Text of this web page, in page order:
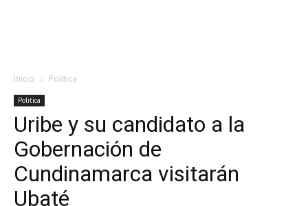
Inicio Politica
Politica
Uribe y su candidato a la
Gobernación de
Cundinamarca visitarán
Ubaté